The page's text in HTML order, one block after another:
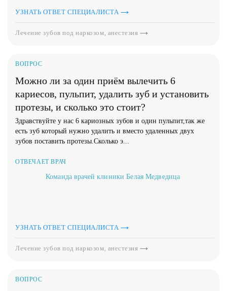
УЗНАТЬ ОТВЕТ СПЕЦИАЛИСТА
Лечение зубов под наркозом, анестезия
ВОПРОС
Можно ли за один приём вылечить 6
кариесов, пульпит, удалить зуб и установить
протезы, и сколько это стоит?
Здравствуйте у нас 6 кариозных зубов и один пульпит,так же
есть зуб который нужно удалить и вместо удаленных двух
зубов поставить протезы.Сколько э...
ОТВЕЧАЕТ ВРАЧ
Команда врачей клиники Белая Медведица
УЗНАТЬ ОТВЕТ СПЕЦИАЛИСТА
Лечение зубов под наркозом, анестезия
ВОПРОС